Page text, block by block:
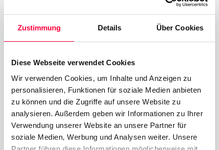
Zustimmung Details Über Cookies
Diese Webseite verwendet Cookies
Wir verwenden Cookies, um Inhalte und Anzeigen zu
personalisieren, Funktionen für soziale Medien anbieten
zu können und die Zugriffe auf unsere Website zu
analysieren. Außerdem geben wir Informationen zu Ihrer
Verwendung unserer Website an unsere Partner für
soziale Medien, Werbung und Analysen weiter. Unsere
hin zu Mobile Collaboration
und Video Konferenzen.
überzeugendes Argument
für unsere Kunden
geschaffen, sich für
PASCOM und PASCOM zu
entscheiden.